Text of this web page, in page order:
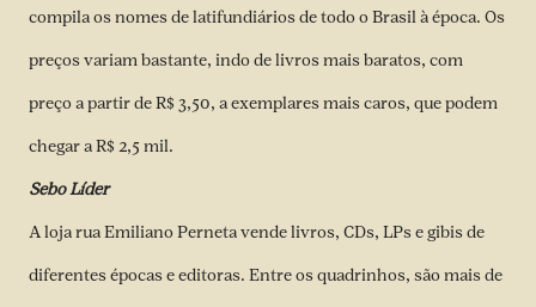
compila os nomes de latifundiários de todo o Brasil à época. Os
preços variam bastante, indo de livros mais baratos, com
preço a partir de R$ 3,50, a exemplares mais caros, que podem
chegar a R$ 2,5 mil.
Sebo Líder
A loja rua Emiliano Perneta vende livros, CDs, LPs e gibis de
diferentes épocas e editoras. Entre os quadrinhos, são mais de